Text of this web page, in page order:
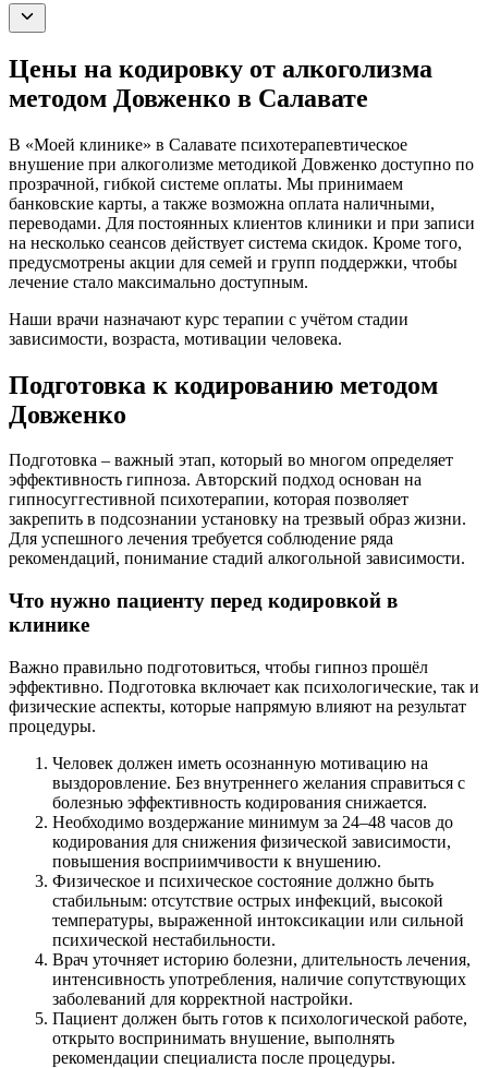
Цены на кодировку от алкоголизма
методом Довженко в Салавате
В «Моей клинике» в Салавате психотерапевтическое
внушение при алкоголизме методикой Довженко доступно по
прозрачной, гибкой системе оплаты. Мы принимаем
банковские карты, а также возможна оплата наличными,
переводами. Для постоянных клиентов клиники и при записи
на несколько сеансов действует система скидок. Кроме того,
предусмотрены акции для семей и групп поддержки, чтобы
лечение стало максимально доступным.
Наши врачи назначают курс терапии с учётом стадии
зависимости, возраста, мотивации человека.
Подготовка к кодированию методом
Довженко
Подготовка – важный этап, который во многом определяет
эффективность гипноза. Авторский подход основан на
гипносуггестивной психотерапии, которая позволяет
закрепить в подсознании установку на трезвый образ жизни.
Для успешного лечения требуется соблюдение ряда
рекомендаций, понимание стадий алкогольной зависимости.
Что нужно пациенту перед кодировкой в
клинике
Важно правильно подготовиться, чтобы гипноз прошёл
эффективно. Подготовка включает как психологические, так и
физические аспекты, которые напрямую влияют на результат
процедуры.
Человек должен иметь осознанную мотивацию на
выздоровление. Без внутреннего желания справиться с
болезнью эффективность кодирования снижается.
Необходимо воздержание минимум за 24–48 часов до
кодирования для снижения физической зависимости,
повышения восприимчивости к внушению.
Физическое и психическое состояние должно быть
стабильным: отсутствие острых инфекций, высокой
температуры, выраженной интоксикации или сильной
психической нестабильности.
Врач уточняет историю болезни, длительность лечения,
интенсивность употребления, наличие сопутствующих
заболеваний для корректной настройки.
Пациент должен быть готов к психологической работе,
открыто воспринимать внушение, выполнять
рекомендации специалиста после процедуры.